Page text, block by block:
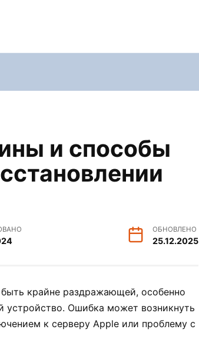
и способы
ОБНОВЛЕНО
25.12.2025
крайне раздражающей, особенно
устройство. Ошибка может возникнуть
к серверу Apple или проблему с